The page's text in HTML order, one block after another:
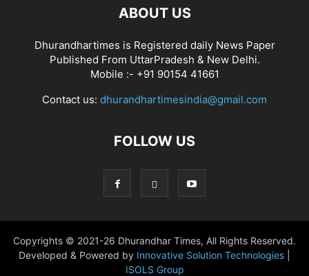
ABOUT US
Dhurandhartimes is Registered daily News Paper
Published From UttarPradesh & New Delhi.
Mobile :- +91 90154 41661
Contact us: dhurandhartimesindia@gmail.com
FOLLOW US
Copyrights © 2021-26 Dhurandhar Times, All Rights Reserved.
Developed & Powered by Innovative Solution Technologies
ISOLS Group